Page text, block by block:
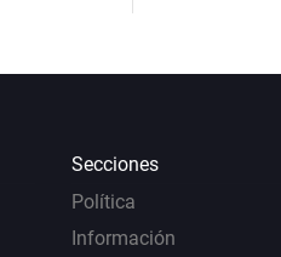
Secciones
Política
Información